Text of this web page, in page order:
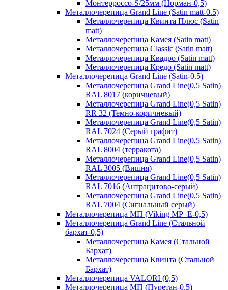
Монтерроссо-S/25мм (Норман-0,5)
Металлочерепица Grand Line (Satin matt-0.5)
Металлочерепица Квинта Плюс (Satin
matt)
Металлочерепица Камея (Satin matt)
Металлочерепица Classic (Satin matt)
Металлочерепица Квадро (Satin matt)
Металлочерепица Кредо (Satin matt)
Металлочерепица Grand Line (Satin-0.5)
Металлочерепица Grand Line(0,5 Satin)
RAL 8017 (коричневый)
Металлочерепица Grand Line(0,5 Satin)
RR 32 (Темно-коричневый)
Металлочерепица Grand Line(0,5 Satin)
RAL 7024 (Серый графит)
Металлочерепица Grand Line(0,5 Satin)
RAL 8004 (терракота)
Металлочерепица Grand Line(0,5 Satin)
RAL 3005 (Вишня)
Металлочерепица Grand Line(0,5 Satin)
RAL 7016 (Антрацитово-серый)
Металлочерепица Grand Line(0,5 Satin)
RAL 7004 (Сигнальный серый)
Металлочерепица МП (Viking MP_E-0,5)
Металлочерепица Grand Line (Стальной
бархат-0,5)
Металлочерепица Камея (Стальной
Бархат)
Металлочерепица Квинта (Стальной
Бархат)
Металлочерепица VALORI (0,5)
Металлочерепица МП (Пуретан-0,5)